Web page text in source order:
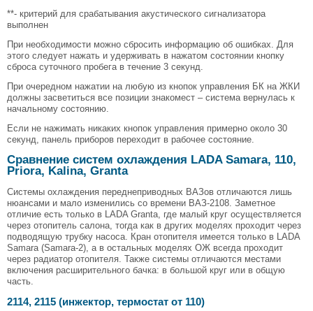
**- критерий для срабатывания акустического сигнализатора
выполнен
При необходимости можно сбросить информацию об ошибках. Для
этого следует нажать и удерживать в нажатом состоянии кнопку
сброса суточного пробега в течение 3 секунд.
При очередном нажатии на любую из кнопок управления БК на ЖКИ
должны засветиться все позиции знакомест – система вернулась к
начальному состоянию.
Если не нажимать никаких кнопок управления примерно около 30
секунд, панель приборов переходит в рабочее состояние.
Сравнение систем охлаждения LADA Samara, 110,
Priora, Kalina, Granta
Системы охлаждения переднеприводных ВАЗов отличаются лишь
нюансами и мало изменились со времени ВАЗ-2108. Заметное
отличие есть только в LADA Granta, где малый круг осуществляется
через отопитель салона, тогда как в других моделях проходит через
подводящую трубку насоса. Кран отопителя имеется только в LADA
Samara (Samara-2), а в остальных моделях ОЖ всегда проходит
через радиатор отопителя. Также системы отличаются местами
включения расширительного бачка: в большой круг или в общую
часть.
2114, 2115 (инжектор, термостат от 110)